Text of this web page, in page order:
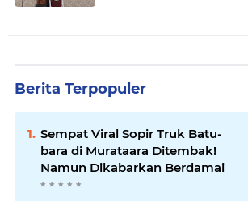
Berita Terpopuler
Sempat Viral Sopir Truk Batu-
bara di Murataara Ditembak!
Namun Dikabarkan Berdamai